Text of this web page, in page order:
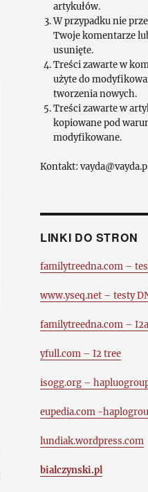
artykułów.
W przypadku nie
Twoje komentarze
usunięte.
Treści zawarte w
użyte do
tworzenia nowych.
Treści zawarte w
kopiowane pod
modyfikowane.
Kontakt:
LINKI DO STRON
familytreedna.com –
www.yseq.net – testy
familytreedna.com –
yfull.com – I2 tree
isogg.org –
eupedia.com -
lundiak.wordpress.com
bialczynski.pl